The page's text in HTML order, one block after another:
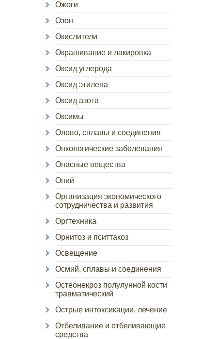
Ожоги
Озон
Окислители
Окрашивание и лакировка
Оксид углерода
Оксид этилена
Оксид азота
Оксимы
Олово, сплавы и соединения
Онкологические заболевания
Опасные вещества
Опий
Организация экономического
сотрудничества и развития
Оргтехника
Орнитоз и пситтакоз
Освещение
Осмий, сплавы и соединения
Остеонекроз полулунной кости
травматический
Острые интоксикации, лечение
Отбеливание и отбеливающие
средства